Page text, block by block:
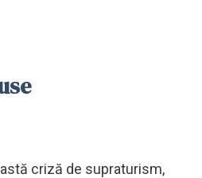
criză de supraturism,